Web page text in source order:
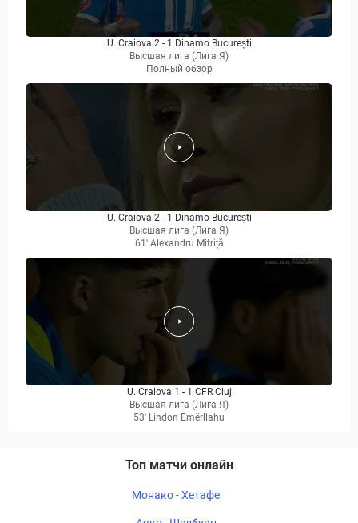
U. Craiova 2 - 1 Dinamo București
Высшая лига (Лига Я)
Полный обзор
U. Craiova 2 - 1 Dinamo București
Высшая лига (Лига Я)
61' Alexandru Mitriță
U. Craiova 1 - 1 CFR Cluj
Высшая лига (Лига Я)
53' Lindon Emërllahu
Топ матчи онлайн
Монако - Хетафе